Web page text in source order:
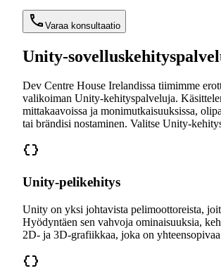
Varaa konsultaatio
Unity-
Dev Centre House Irelandissa tiimimme
valikoiman Unity-kehityspalveluja.
mittakaavoissa ja monimutkaisuuksissa,
tai brändisi nostaminen. Valitse Unity-
Unity-pelikehitys
Unity on yksi johtavista pelimoottoreista,
Hyödyntäen sen vahvoja ominaisuuksia,
2D- ja 3D-grafiikkaa, joka on